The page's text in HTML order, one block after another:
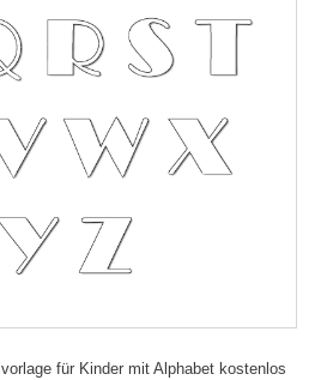
für Kinder mit Alphabet kostenlos